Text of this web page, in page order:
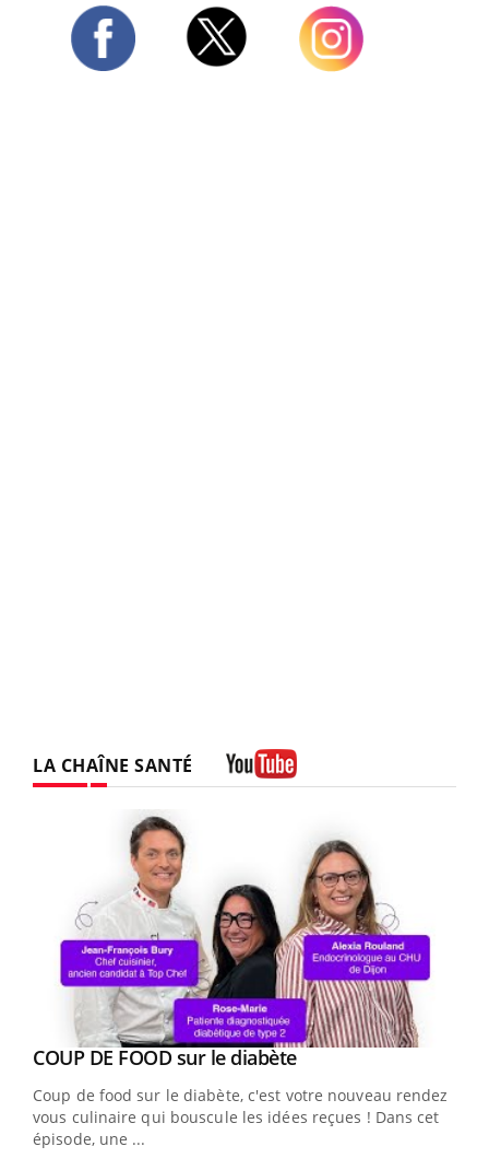
LA CHAÎNE SANTÉ
Youtube
COUP DE FOOD sur le diabèteYoutube
Coup de food sur le diabète, c'est votre nouveau rendez-
vous culinaire qui bouscule les idées reçues ! Dans cet
épisode, une ...
Youtube
Quand l’entreprise mise sur le bien être global
"Les rendez-vous de la santé et de la qualité de vie au
travail" de Pourquoi Docteur reçoivent Régis Blugeon,
DRH et directeur ...